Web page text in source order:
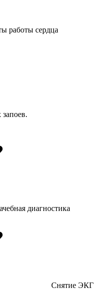
работы сердца
диагностика
Снятие ЭКГ